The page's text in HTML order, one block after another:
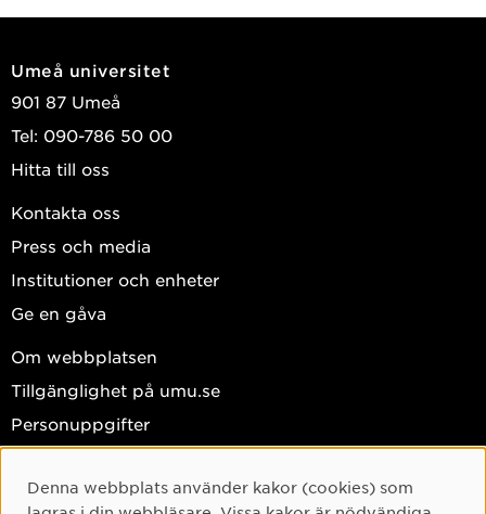
Umeå universitet
901 87 Umeå
Tel: 090-786 50 00
Hitta till oss
Kontakta oss
Press och media
Institutioner och enheter
Ge en gåva
Om webbplatsen
Tillgänglighet på umu.se
Personuppgifter
Cookie-samtycke
Denna webbplats använder kakor (cookies) som